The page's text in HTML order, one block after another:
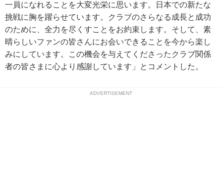
一員になれることを大変光栄に思います。日本での新たな
挑戦に胸を躍らせています。クラブのさらなる成長と成功
のために、全力を尽くすことをお約束します。そして、素
晴らしいファンの皆さんにお会いできることを今から楽し
みにしています。この機会を与えてくださったクラブ関係
者の皆さまに心より感謝しています」とコメントした。
ADVERTISEMENT